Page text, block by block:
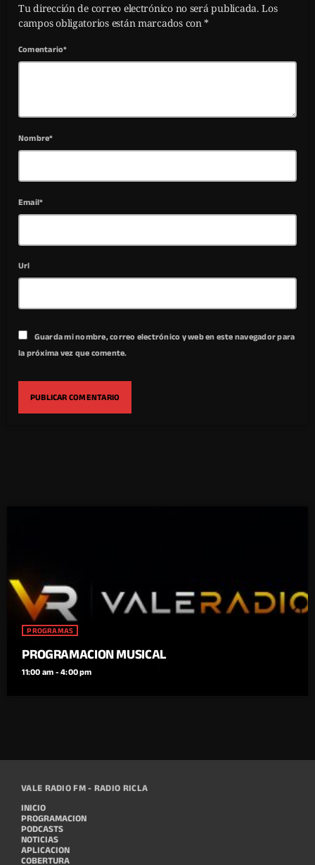
Tu dirección de correo electrónico no será publicada. Los
campos obligatorios están marcados con *
Comentario*
Nombre*
Email*
Url
Guarda mi nombre, correo electrónico y web en este navegador para
la próxima vez que comente.
PROGRAMAS
PROGRAMACION MUSICAL
11:00 am - 4:00 pm
VALE RADIO FM - RADIO RICLA
INICIO
PROGRAMACION
PODCASTS
NOTICIAS
APLICACION
COBERTURA